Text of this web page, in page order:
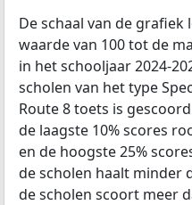
De schaal van de
waarde van 100 tot de
in het schooljaar 2024-
scholen van het type
Route 8 toets is
de laagste 10% scores
en de hoogste 25%
de scholen haalt minder
de scholen scoort meer